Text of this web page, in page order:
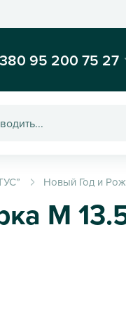
магазин подарков и
95 200 75 27
Новый Год и
M